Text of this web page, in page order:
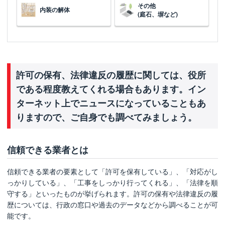
内装の解体
その他
(庭石、塀など)
許可の保有、法律違反の履歴に関しては、役所
である程度教えてくれる場合もあります。イン
ターネット上でニュースになっていることもあ
りますので、ご自身でも調べてみましょう。
信頼できる業者とは
信頼できる業者の要素として「許可を保有している」、「対応がし
っかりしている」、「工事をしっかり行ってくれる」、「法律を順
守する」といったものが挙げられます。許可の保有や法律違反の履
歴については、行政の窓口や過去のデータなどから調べることが可
能です。